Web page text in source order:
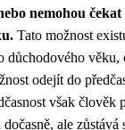
nemohou
Tato možnost
důchodového
odejít do
však
ale